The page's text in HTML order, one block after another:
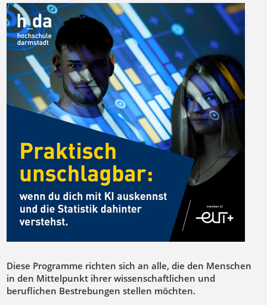
Diese Programme richten sich an alle, die den Menschen
in den Mittelpunkt ihrer wissenschaftlichen und
beruflichen Bestrebungen stellen möchten.